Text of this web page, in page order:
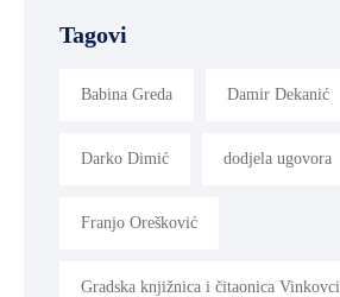
Tagovi
Babina Greda Damir Dekanić
Darko Dimić dodjela ugovora
Franjo Orešković
Gradska knjižnica i čitaonica Vinkovci